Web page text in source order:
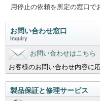
用停止の依頼を所定の窓口で
お問い合わせ窓口
Inquiry
お問い合わせはこちら
お客様のお問い合わせ内容に
製品保証と修理サービス